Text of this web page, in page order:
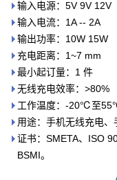
输入电源：5V 9V 12V
输入电流：1A -- 2A
输出功率：10W 15W
充电距离：1~7 mm
最小起订量：1 件
无线充电效率：>80%
工作温度：-20℃至
用途：手机无线充电、
证书：SMETA、ISO
BSMI。